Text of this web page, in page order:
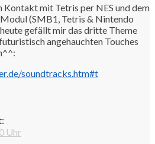
Kontakt mit Tetris per NES und dem
(SMB1, Tetris & Nintendo
gefällt mir das dritte Theme
angehauchten Touches
soundtracks.htm#t
Uhr